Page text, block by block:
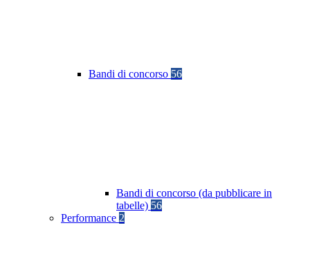
Bandi di concorso 56
Bandi di concorso (da pubblicare in
tabelle) 56
Performance 2